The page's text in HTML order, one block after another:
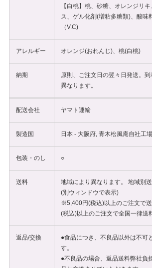
【白桃】桃、砂糖、オレンジリ
ス、ゲル化剤(増粘多糖類)、酸味
（V.C)
アレルギー オレンジ(おれんじ)、桃(白桃)
納期
原則、ご注文日の翌々日発送。到
異なります。
配送会社 ヤマト運輸
製造国 日本 - 大阪府, 青木松風庵自社工場
包装・のし ○
送料 地域により異なります。 地域別
(別ウィンドウで表示)
※5,400円(税込)以上のご注文で
(税込)以上のご注文で全国一律送
返品/交換
●食品につき、不良品以外は不可
す。
●不良品の場合、返品送料弊社負